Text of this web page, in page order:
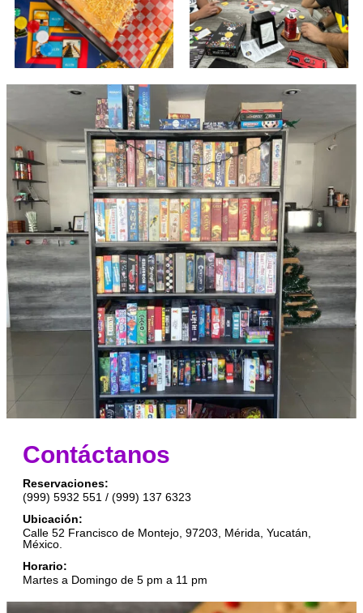
Contáctanos
Reservaciones:
(999) 5932 551 / (999) 137 6323
Ubicación:
Calle 52 Francisco de Montejo, 97203, Mérida, Yucatán,
México.
Horario:
Martes a Domingo de 5 pm a 11 pm